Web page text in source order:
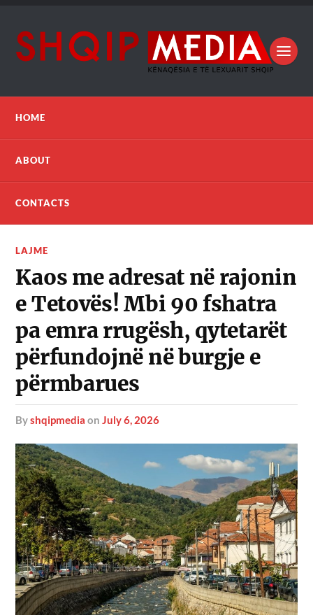
HOME
ABOUT
CONTACTS
LAJME
Kaos me adresat në rajonin
e Tetovës! Mbi 90 fshatra
pa emra rrugësh, qytetarët
përfundojnë në burgje e
përmbarues
byshqipmedia onJuly 6, 2026